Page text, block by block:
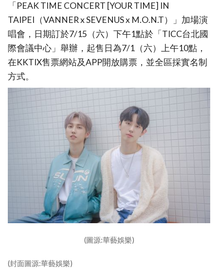
「PEAK TIME CONCERT [YOUR TIME] IN
TAIPEI（VANNER x SEVENUS x M.O.N.T）」加場演
唱會，日期訂於7/15（六）下午1點於「TICC台北國
際會議中心」舉辦，起售日為7/1（六）上午10點，
在KKTIX售票網站及APP開放購票，並全區採實名制
方式。
(圖源:華藝娛樂)
(封面圖源:華藝娛樂)